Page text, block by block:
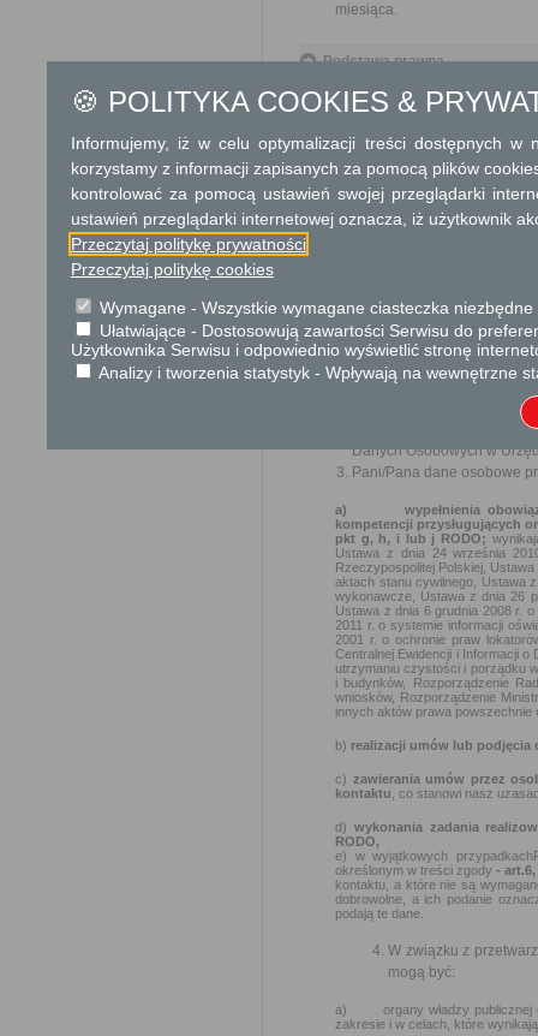
miesiąca.
Podstawa prawna
Ustawa z dnia 14
Ustawa z dnia 21
Ochrona danych osobowych
KLAUZULA INFORMACYJNA
Administratorem Pani/
siedzibą władz: 09-540
242777810.
Jeśli ma Pani/Pan
i Gminy Sanniki, a także
Danych Osobowych w
Pani/Pana dane osobowe
a) wypełnienia
kompetencji przysługujących
pkt g, h, i lub j RODO;
Ustawa z dnia 24 września
Rzeczypospolitej Polskiej,
aktach stanu cywilnego, Ustawa
wykonawcze, Ustawa z dnia 26
Ustawa z dnia 6 grudnia 2008 r.
2011 r. o systemie informacji
2001 r. o ochronie praw
Centralnej Ewidencji i Informacji
utrzymaniu czystości i porządku
i budynków, Rozporządzenie
wniosków, Rozporządzenie
innych aktów prawa
b) realizacji umów lub podjęcia
c) zawierania umów przez
kontaktu , co stanowi nasz
d) wykonania zadania
RODO,
e) w wyjątkowych
określonym w treści zgody -
kontaktu, a które nie są
dobrowolne, a ich podanie
podają te dane.
W związku z
mogą być:
a) organy władzy publicznej
zakresie i w celach, które
🍪 POLITYKA COOKIES &
Informujemy, iż w celu optymalizacji treści dostępnych w
korzystamy z informacji zapisanych za pomocą plików
kontrolować za pomocą ustawień swojej przeglądarki
ustawień przeglądarki internetowej oznacza, iż użytkownik
Przeczytaj politykę prywatności
Przeczytaj politykę cookies
Wymagane - Wszystkie wymagane ciasteczka
Ułatwiające - Dostosowują zawartości Serwisu do
Użytkownika Serwisu i odpowiednio wyświetlić stronę
Analizy i tworzenia statystyk - Wpływają na wewnętrzne